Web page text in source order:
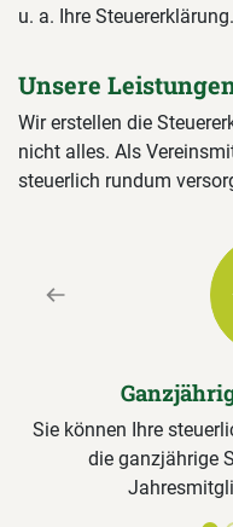
u. a. Ihre Steuererklärung.
Unsere
Wir erstellen die
nicht alles. Als
steuerlich rundum
Sie können Ihre
die ganzjährige
Previous